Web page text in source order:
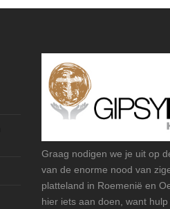
Graag nodigen we je uit op
van de enorme nood van
platteland in Roemenië en
hier iets aan doen, want hulp